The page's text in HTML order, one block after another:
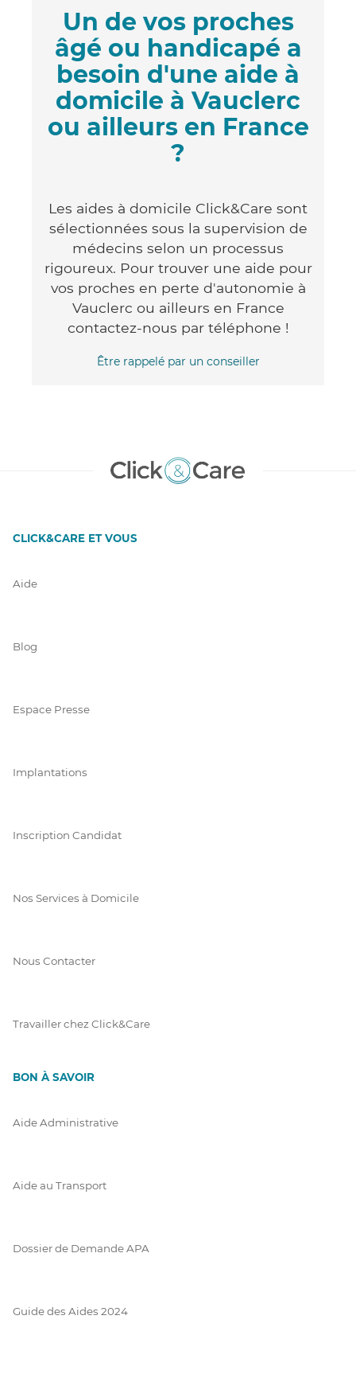
Un de vos proches
âgé ou handicapé a
besoin d'une aide à
domicile à Vauclerc
ou ailleurs en France
?
Les aides à domicile Click&Care sont
sélectionnées sous la supervision de
médecins selon un processus
rigoureux. Pour trouver une aide pour
vos proches en perte d'autonomie à
Vauclerc ou ailleurs en France
contactez-nous par téléphone !
Être rappelé par un conseiller
CLICK&CARE ET VOUS
Aide
Blog
Espace Presse
Implantations
Inscription Candidat
Nos Services à Domicile
Nous Contacter
Travailler chez Click&Care
BON À SAVOIR
Aide Administrative
Aide au Transport
Dossier de Demande APA
Guide des Aides 2024